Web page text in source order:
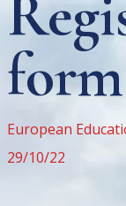
form
European
29/10/22